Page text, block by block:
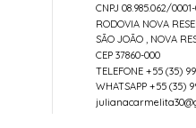
CNPJ 08.985.062/0001-
RODOVIA NOVA
SÃO JOÃO , NOVA
CEP 37860-000
TELEFONE +55 (35)
WHATSAPP +55 (35)